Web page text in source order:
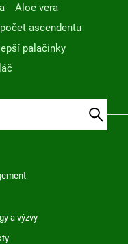
Aloe vera
ascendentu
palačinky
a výzvy